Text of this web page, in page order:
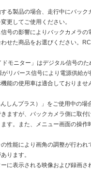
る製品の場合、走行中にバッ
更してご使用ください。
号の影響によりバックカメラ
せた商品をお選びください。
モニター」はデジタル信号のた
リバース信号により電源供給が
能の使用車は適合しておりま
しんプラス）」をご使用中の場
ますが、バックカメラ側に取
す。また、メニュー画面の操
性能により画角の調整が行わ
ります。
に表示される映像および録画